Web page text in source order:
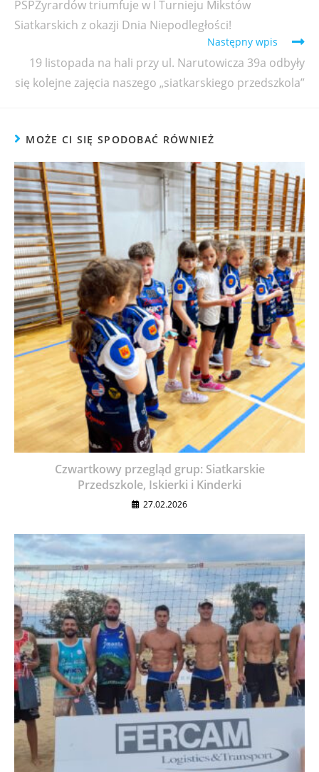
PSPŻyrardów triumfuje w I Turnieju Mikstów
Siatkarskich z okazji Dnia Niepodległości!
Następny wpis
19 listopada na hali przy ul. Narutowicza 39a odbyły
się kolejne zajęcia naszego „siatkarskiego przedszkola”
MOŻE CI SIĘ SPODOBAĆ RÓWNIEŻ
Czwartkowy przegląd grup: Siatkarskie
Przedszkole, Iskierki i Kinderki
27.02.2026